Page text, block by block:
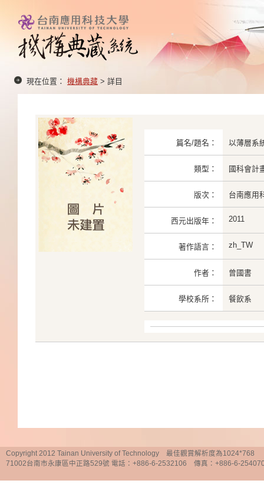
現在位置： 機構典藏 > 詳目
篇名/題名： 以薄層系
類型： 國科會計
版次： 台南應用
西元出版年： 2011
著作語言： zh_TW
作者： 曾國書
學校系所： 餐飲系
Copyright 2012 Tainan University of Technology 最佳觀賞解析度為1024*768
71002台南市永康區中正路529號 電話：+886-6-2532106 傳真：+886-6-